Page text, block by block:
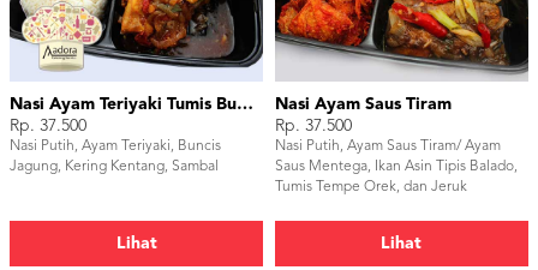
Nasi Ayam Teriyaki Tumis Buncis Jagung
Rp. 37.500
Nasi Putih, Ayam Teriyaki, Buncis
Jagung, Kering Kentang, Sambal
Lihat
Nasi Ayam Saus Tiram
Rp. 37.500
Nasi Putih, Ayam Saus Tiram/ Ayam
Saus Mentega, Ikan Asin Tipis Balado,
Tumis Tempe Orek, dan Jeruk
Lihat